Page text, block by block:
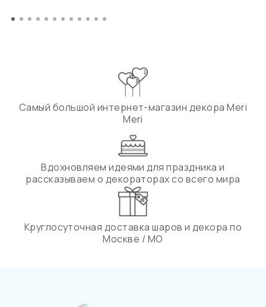
Самый большой интернет-магазин декора Meri
Meri
Вдохновляем идеями для праздника и
рассказываем о декораторах со всего мира
Круглосуточная доставка шаров и декора по
Москве / МО